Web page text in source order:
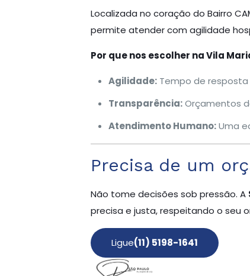
Localizada no coração do Bairro
permite atender com agilidade
Por que nos escolher na Vila
Agilidade:Tempo de resposta
Transparência:Orçamentos
Atendimento Humano:Uma
Precisa de um
Não tome decisões sob pressão. A
precisa e justa, respeitando o seu
Ligue(11) 5198-1641